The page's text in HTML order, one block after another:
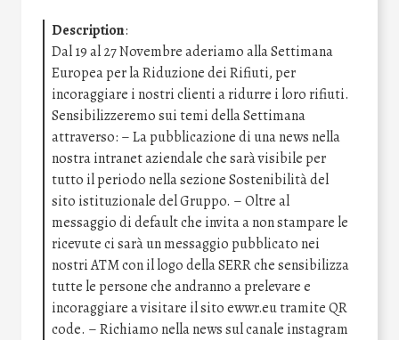
Description:
Dal 19 al 27 Novembre aderiamo alla Settimana
Europea per la Riduzione dei Rifiuti, per
incoraggiare i nostri clienti a ridurre i loro rifiuti.
Sensibilizzeremo sui temi della Settimana
attraverso: – La pubblicazione di una news nella
nostra intranet aziendale che sarà visibile per
tutto il periodo nella sezione Sostenibilità del
sito istituzionale del Gruppo. – Oltre al
messaggio di default che invita a non stampare le
ricevute ci sarà un messaggio pubblicato nei
nostri ATM con il logo della SERR che sensibilizza
tutte le persone che andranno a prelevare e
incoraggiare a visitare il sito ewwr.eu tramite QR
code. – Richiamo nella news sul canale instagram